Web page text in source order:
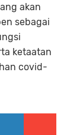
akan
sebagai
ketaatan
covid-